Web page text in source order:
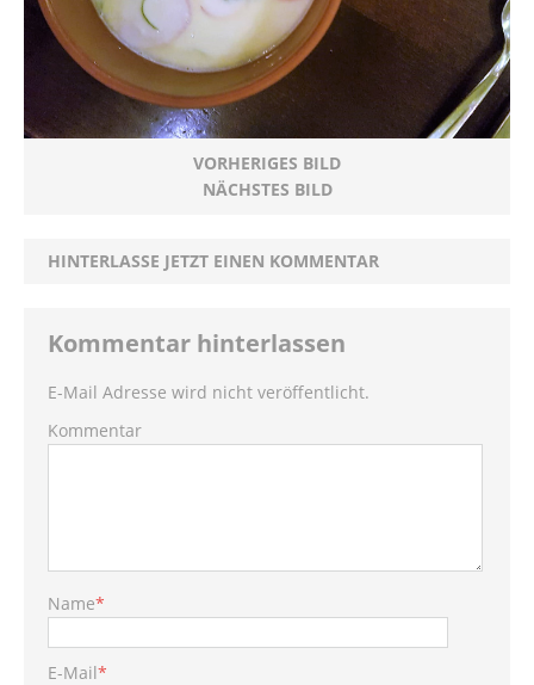
VORHERIGES BILD
NÄCHSTES BILD
HINTERLASSE JETZT EINEN KOMMENTAR
Kommentar hinterlassen
E-Mail Adresse wird nicht veröffentlicht.
Kommentar
Name*
E-Mail*